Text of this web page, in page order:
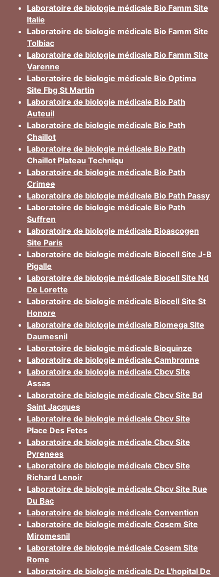
Laboratoire de biologie médicale Bio Famm Site
Italie
Laboratoire de biologie médicale Bio Famm Site
Tolbiac
Laboratoire de biologie médicale Bio Famm Site
Varenne
Laboratoire de biologie médicale Bio Optima
Site Fbg St Martin
Laboratoire de biologie médicale Bio Path
Auteuil
Laboratoire de biologie médicale Bio Path
Chaillot
Laboratoire de biologie médicale Bio Path
Chaillot Plateau Techniqu
Laboratoire de biologie médicale Bio Path
Crimee
Laboratoire de biologie médicale Bio Path Passy
Laboratoire de biologie médicale Bio Path
Suffren
Laboratoire de biologie médicale Bioascogen
Site Paris
Laboratoire de biologie médicale Biocell Site J-B
Pigalle
Laboratoire de biologie médicale Biocell Site Nd
De Lorette
Laboratoire de biologie médicale Biocell Site St
Honore
Laboratoire de biologie médicale Biomega Site
Daumesnil
Laboratoire de biologie médicale Bioquinze
Laboratoire de biologie médicale Cambronne
Laboratoire de biologie médicale Cbcv Site
Assas
Laboratoire de biologie médicale Cbcv Site Bd
Saint Jacques
Laboratoire de biologie médicale Cbcv Site
Place Des Fetes
Laboratoire de biologie médicale Cbcv Site
Pyrenees
Laboratoire de biologie médicale Cbcv Site
Richard Lenoir
Laboratoire de biologie médicale Cbcv Site Rue
Du Bac
Laboratoire de biologie médicale Convention
Laboratoire de biologie médicale Cosem Site
Miromesnil
Laboratoire de biologie médicale Cosem Site
Rome
Laboratoire de biologie médicale De L'hopital De